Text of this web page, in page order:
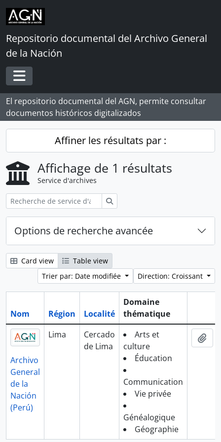
Skip to main content
Repositorio documental del Archivo General
de la Nación
Toggle navigation
El repositorio documental del AGN, permite consultar
documentos históricos digitalizados
Affiner les résultats par :
Affichage de 1 résultats
Service d'archives
Options de recherche avancée
Card view
Table view
Trier par: Date modifiée
Direction: Croissant
Nom Région Localité
Domaine
thématique
Archivo
General
de la
Nación
(Perú)
Lima
Cercado
de Lima
Arts et
culture
Éducation
Communication
Vie privée
Généalogique
Géographie